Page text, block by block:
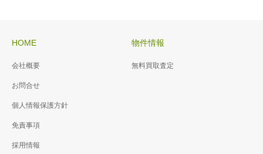
HOME
会社概要
お問合せ
個人情報保護方針
免責事項
採用情報
物件情報
無料買取査定